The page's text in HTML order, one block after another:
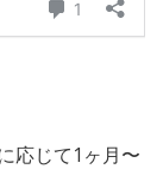
応じて1ヶ月〜